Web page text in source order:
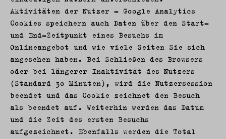
Aktivitäten der Nutzer – Google Analytics
Cookies speichern auch Daten über den Start-
und End-Zeitpunkt eines Besuchs im
Onlineangebot und wie viele Seiten Sie sich
angesehen haben. Bei Schließen des Browsers
oder bei längerer Inaktivität des Nutzers
(Standard 30 Minuten), wird die Nutzersession
beendet und das Cookie zeichnet den Besuch
als beendet auf. Weiterhin werden das Datum
und die Zeit des ersten Besuchs
aufgezeichnet. Ebenfalls werden die Total